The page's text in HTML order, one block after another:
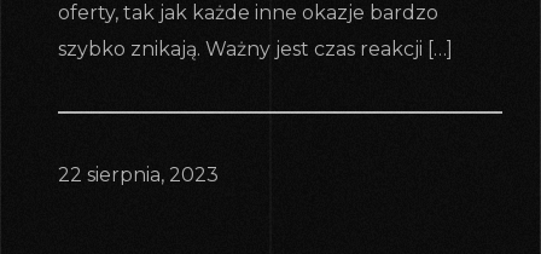
oferty, tak jak każde inne okazje bardzo
szybko znikają. Ważny jest czas reakcji […]
22 sierpnia, 2023